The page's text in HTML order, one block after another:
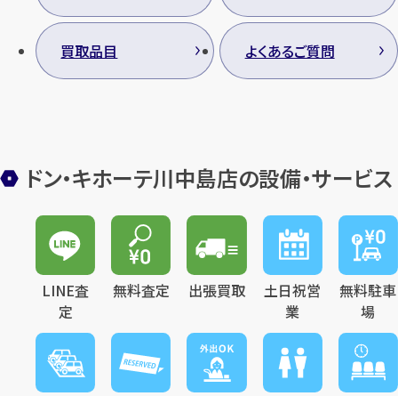
カンタン無料
今すぐ査定金額をお伝えいた
します
まずは お電話 無料査定
【総合受付】24時間・年中無休(年末年
始除く)
メールで無料相談する
買取品目 よくあるご質問
ドン・キホーテ川中島店の設備・サービス
LINE査
定
無料査定 出張買取
土日祝営
業
無料駐車
場